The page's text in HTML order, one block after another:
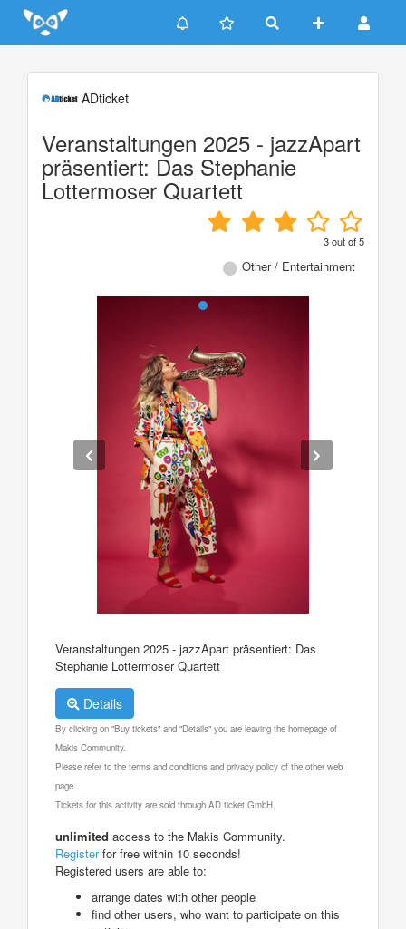
Update cookies preferences
ADticket
Veranstaltungen 2025 - jazzApart
präsentiert: Das Stephanie
Lottermoser Quartett
3out of5
Other / Entertainment
Veranstaltungen 2025 - jazzApart präsentiert: Das
Stephanie Lottermoser Quartett
Details
By clicking on "Buy tickets" and "Details" you are leaving the homepage of
Makis Community.
Please refer to the terms and conditions and privacy policy of the other web
page.
Tickets for this activity are sold through AD ticket GmbH.
unlimited access to the Makis Community.
Registerfor free within 10 seconds!
Registered users are able to:
arrange dates with other people
find other users, who want to participate on this